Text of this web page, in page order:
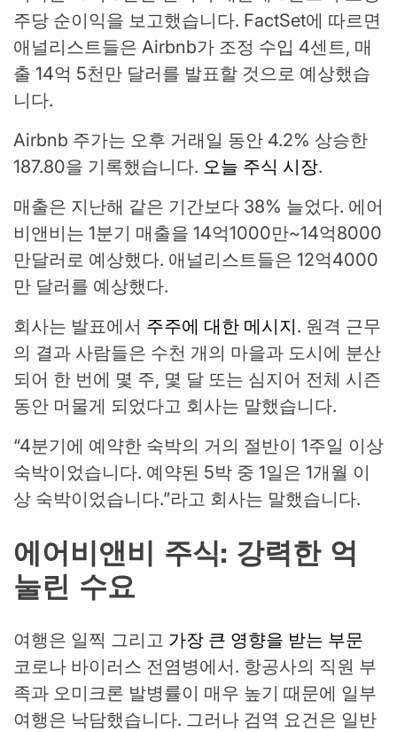
주당 순이익을 보고했습니다. FactSet에 따르면
애널리스트들은 Airbnb가 조정 수입 4센트, 매
출 14억 5천만 달러를 발표할 것으로 예상했습
니다.
Airbnb 주가는 오후 거래일 동안 4.2% 상승한
187.80을 기록했습니다. 오늘 주식 시장.
매출은 지난해 같은 기간보다 38% 늘었다. 에어
비앤비는 1분기 매출을 14억1000만~14억8000
만달러로 예상했다. 애널리스트들은 12억4000
만 달러를 예상했다.
회사는 발표에서 주주에 대한 메시지. 원격 근무
의 결과 사람들은 수천 개의 마을과 도시에 분산
되어 한 번에 몇 주, 몇 달 또는 심지어 전체 시즌
동안 머물게 되었다고 회사는 말했습니다.
“4분기에 예약한 숙박의 거의 절반이 1주일 이상
숙박이었습니다. 예약된 5박 중 1일은 1개월 이
상 숙박이었습니다.”라고 회사는 말했습니다.
에어비앤비 주식: 강력한 억
눌린 수요
여행은 일찍 그리고 가장 큰 영향을 받는 부문
코로나 바이러스 전염병에서. 항공사의 직원 부
족과 오미크론 발병률이 매우 높기 때문에 일부
여행은 낙담했습니다. 그러나 검역 요건은 일반